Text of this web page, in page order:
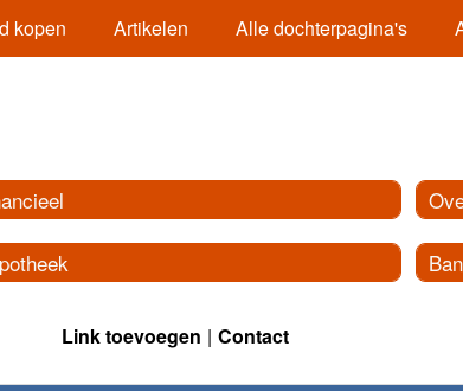
kopen Artikelen Alle dochterpagina's
Link toevoegen Contact